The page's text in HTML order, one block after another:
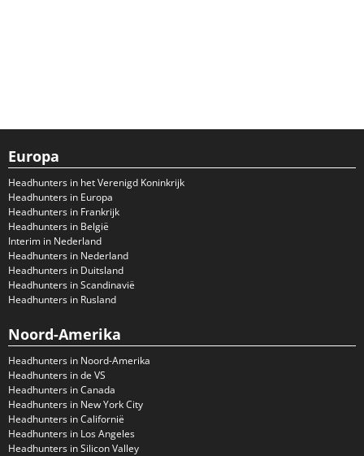
Europa
Headhunters in het Verenigd Koninkrijk
Headhunters in Europa
Headhunters in Frankrijk
Headhunters in België
Interim in Nederland
Headhunters in Nederland
Headhunters in Duitsland
Headhunters in Scandinavië
Headhunters in Rusland
Noord-Amerika
Headhunters in Noord-Amerika
Headhunters in de VS
Headhunters in Canada
Headhunters in New York City
Headhunters in Californië
Headhunters in Los Angeles
Headhunters in Silicon Valley